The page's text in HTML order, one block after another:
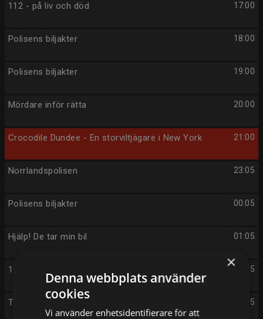
17:00
112 - på liv och död
18:00
Polisens biljakter
19:00
Polisens biljakter
20:00
Mördare inför rätta
21:00
Crocodile Dundee - En storviltjägare i New York
23:05
Norrlandspolisen
00:05
Polisens biljakter
01:05
Hjälp! De tar min bil
02:05
112 - på liv och död
03:05
The Rookie
×
Denna webbplats använder
cookies
Vi använder enhetsidentifierare för att